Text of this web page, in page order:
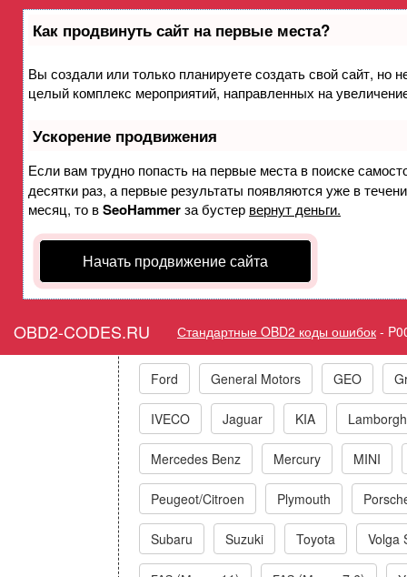
Как продвинуть сайт на первые места?
Вы создали или только планируете создать свой сайт, но
целый комплекс мероприятий, направленных на
Ускорение продвижения
Если вам трудно попасть на первые места в поиске
десятки раз, а первые результаты появляются уже в
месяц, то вSeoHammerза бустер вернут деньги.
Начать продвижение сайта
OBD2-CODES.RU Стандартные OBD2 коды ошибок -
Ошибка P0003
Горит ошибка Check
Коды ошибок
Acura Alfa Romeo Audi/VW/
Ford General Motors GEO
IVECO Jaguar KIA
Mercedes Benz Mercury MINI
Peugeot/Citroen Plymouth
Subaru Suzuki Toyota Volga